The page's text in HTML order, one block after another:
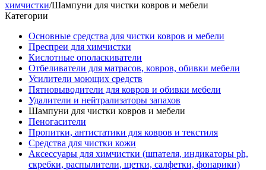
химчистки/Шампуни для чистки ковров и мебели
Категории
Основные средства для чистки ковров и мебели
Преспреи для химчистки
Кислотные ополаскиватели
Отбеливатели для матрасов, ковров, обивки мебели
Усилители моющих средств
Пятновыводители для ковров и обивки мебели
Удалители и нейтрализаторы запахов
Шампуни для чистки ковров и мебели
Пеногасители
Пропитки, антистатики для ковров и текстиля
Средства для чистки кожи
Аксессуары для химчистки (шпателя, индикаторы ph,
скребки, распылители, щетки, салфетки, фонарики)